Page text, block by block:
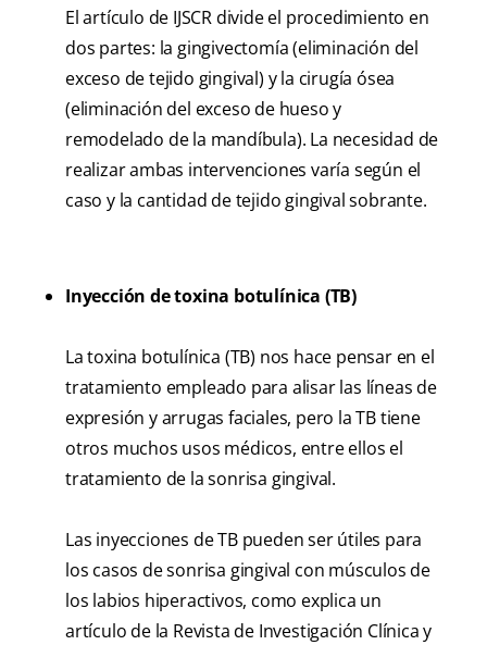
El artículo de IJSCR divide el procedimiento en
dos partes: la gingivectomía (eliminación del
exceso de tejido gingival) y la cirugía ósea
(eliminación del exceso de hueso y
remodelado de la mandíbula). La necesidad de
realizar ambas intervenciones varía según el
caso y la cantidad de tejido gingival sobrante.
Inyección de toxina botulínica (TB)
La toxina botulínica (TB) nos hace pensar en el
tratamiento empleado para alisar las líneas de
expresión y arrugas faciales, pero la TB tiene
otros muchos usos médicos, entre ellos el
tratamiento de la sonrisa gingival.
Las inyecciones de TB pueden ser útiles para
los casos de sonrisa gingival con músculos de
los labios hiperactivos, como explica un
artículo de la Revista de Investigación Clínica y